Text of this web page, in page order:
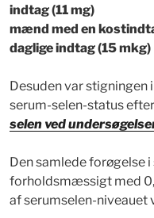
indtag (11 mg)
mænd med en
daglige indtag (15 mkg)
Desuden var stigningen
serum-selen-status
selen ved
Den samlede forøgelse
forholdsmæssigt med
af serumselen-niveauet